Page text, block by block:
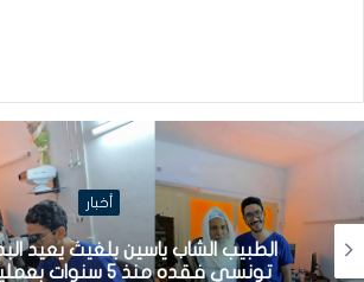
أخبار
الطبيب الشاب ياسين بلغيث يعيد
تونسي فقده منذ 5